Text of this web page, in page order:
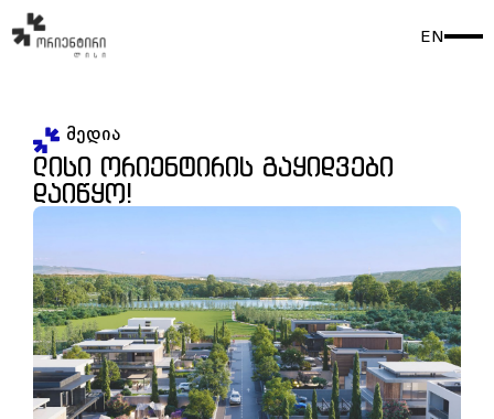
EN
მედია
ლისი ორიენტირის გაყიდვები
დაიწყო!